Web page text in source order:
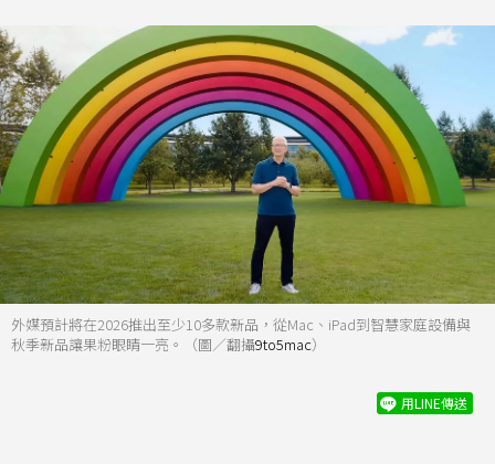
外媒預計將在2026推出至少10多款新品，從Mac、iPad到智慧家庭設備與
秋季新品讓果粉眼睛一亮。（圖／翻攝9to5mac）
用LINE傳送